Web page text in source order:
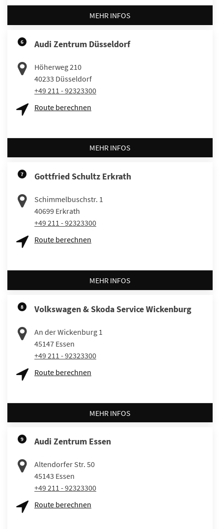
MEHR INFOS
6 Audi Zentrum Düsseldorf
Höherweg 210
40233 Düsseldorf
+49 211 - 92323300
Route berechnen
MEHR INFOS
7 Gottfried Schultz Erkrath
Schimmelbuschstr. 1
40699 Erkrath
+49 211 - 92323300
Route berechnen
MEHR INFOS
8 Volkswagen & Skoda Service Wickenburg
An der Wickenburg 1
45147 Essen
+49 211 - 92323300
Route berechnen
MEHR INFOS
9 Audi Zentrum Essen
Altendorfer Str. 50
45143 Essen
+49 211 - 92323300
Route berechnen